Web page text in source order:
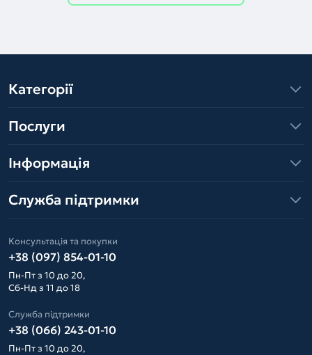
Категорії
Послуги
Інформація
Служба підтримки
Консультація та покупки
+38 (097) 854-01-10
Пн-Пт з 10 до 20,
Сб-Нд з 11 до 18
Служба підтримки
+38 (066) 243-01-10
Пн-Пт з 10 до 20,